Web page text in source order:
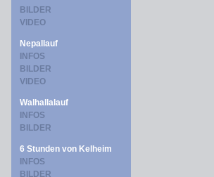
BILDER
VIDEO
Nepallauf
INFOS
BILDER
VIDEO
Walhallalauf
INFOS
BILDER
6 Stunden von Kelheim
INFOS
BILDER